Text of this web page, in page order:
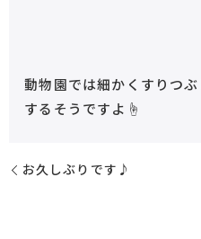
動物園では細かくすりつ
するそうですよ☝︎
お久しぶりです♪